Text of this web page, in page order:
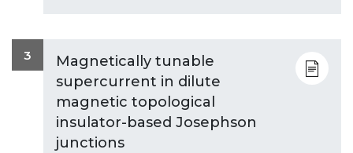
3
Magnetically tunable
supercurrent in dilute
magnetic topological
insulator-based Josephson
junctions